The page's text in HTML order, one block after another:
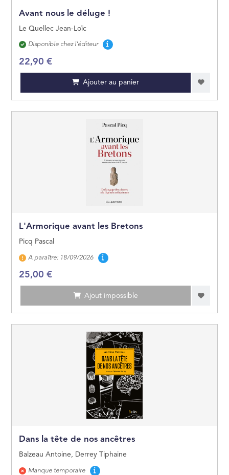
Avant nous le déluge !
Le Quellec Jean-Loïc
Disponibilité
Disponible chez l'éditeur
22,90 €
Ajouter au panier
L'Armorique avant les Bretons
Picq Pascal
Disponibilité
A paraître: 18/09/2026
25,00 €
Ajout impossible
Dans la tête de nos ancêtres
Balzeau Antoine, Derrey Tiphaine
Disponibilité
Manque temporaire